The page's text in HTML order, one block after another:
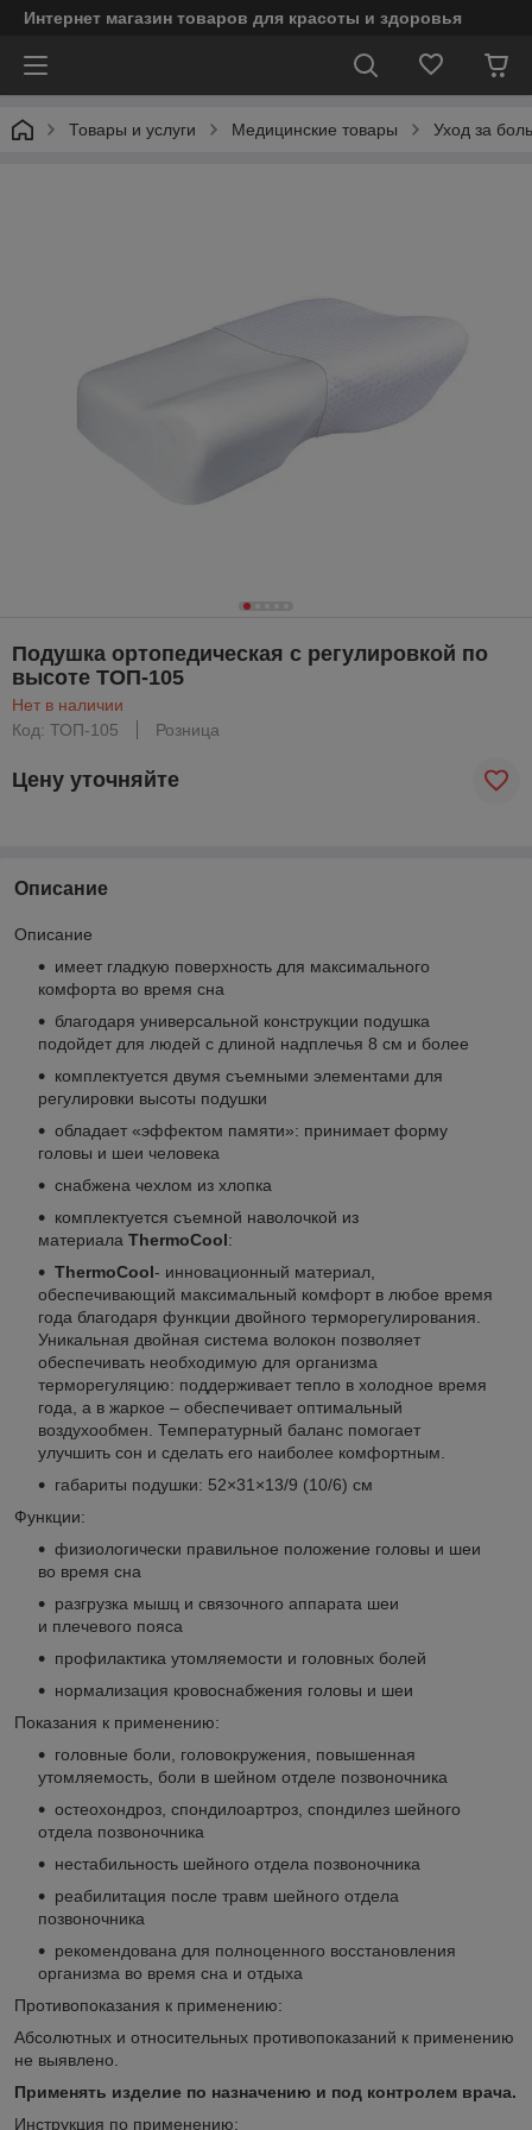
Интернет магазин товаров для красоты и здоровья
Товары и услуги Медицинские товары Уход за
Подушка ортопедическая с регулировкой по
высоте ТОП-105
Нет в наличии
Код: ТОП-105
Розница
Цену уточняйте
Описание
Описание
имеет гладкую поверхность для максимального
комфорта во время сна
благодаря универсальной конструкции подушка
подойдет для людей с длиной надплечья 8 см и более
комплектуется двумя съемными элементами для
регулировки высоты подушки
обладает «эффектом памяти»: принимает форму
головы и шеи человека
снабжена чехлом из хлопка
комплектуется съемной наволочкой из
материала ThermoCool:
ThermoCool- инновационный материал,
обеспечивающий максимальный комфорт в любое время
года благодаря функции двойного терморегулирования.
Уникальная двойная система волокон позволяет
обеспечивать необходимую для организма
терморегуляцию: поддерживает тепло в холодное время
года, а в жаркое – обеспечивает оптимальный
воздухообмен. Температурный баланс помогает
улучшить сон и сделать его наиболее комфортным.
габариты подушки: 52×31×13/9 (10/6) см
Функции:
физиологически правильное положение головы и шеи
во время сна
разгрузка мышц и связочного аппарата шеи
и плечевого пояса
профилактика утомляемости и головных болей
нормализация кровоснабжения головы и шеи
Показания к применению:
головные боли, головокружения, повышенная
утомляемость, боли в шейном отделе позвоночника
остеохондроз, спондилоартроз, спондилез шейного
отдела позвоночника
нестабильность шейного отдела позвоночника
реабилитация после травм шейного отдела
позвоночника
рекомендована для полноценного восстановления
организма во время сна и отдыха
Противопоказания к применению:
Абсолютных и относительных противопоказаний к применению
не выявлено.
Применять изделие по назначению и под контролем врача.
Инструкция по применению: